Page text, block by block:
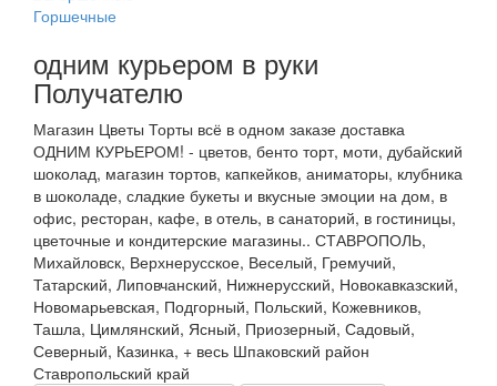
Горшечные
одним курьером в руки
Получателю
Магазин Цветы Торты всё в одном заказе доставка
ОДНИМ КУРЬЕРОМ! - цветов, бенто торт, моти, дубайский
шоколад, магазин тортов, капкейков, аниматоры, клубника
в шоколаде, сладкие букеты и вкусные эмоции на дом, в
офис, ресторан, кафе, в отель, в санаторий, в гостиницы,
цветочные и кондитерские магазины.. СТАВРОПОЛЬ,
Михайловск, Верхнерусское, Веселый, Гремучий,
Татарский, Липовчанский, Нижнерусский, Новокавказский,
Новомарьевская, Подгорный, Польский, Кожевников,
Ташла, Цимлянский, Ясный, Приозерный, Садовый,
Северный, Казинка, + весь Шпаковский район
Ставропольский край